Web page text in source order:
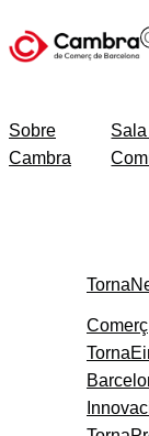
Sobre
Cambra
Torna
Comerç
Torna